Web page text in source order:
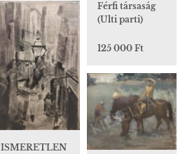
Férfi társaság
(Ulti parti)
125 000 Ft
ISMERETLEN